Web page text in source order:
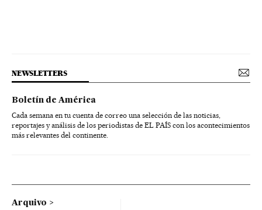
NEWSLETTERS
Boletín de América
Cada semana en tu cuenta de correo una selección de las noticias,
reportajes y análisis de los periodistas de EL PAÍS con los acontecimientos
más relevantes del continente.
Arquivo